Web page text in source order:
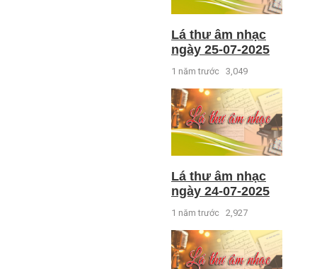
Lá thư âm nhạc
ngày 25-07-2025
1 năm trước 3,049
Lá thư âm nhạc
ngày 24-07-2025
1 năm trước 2,927